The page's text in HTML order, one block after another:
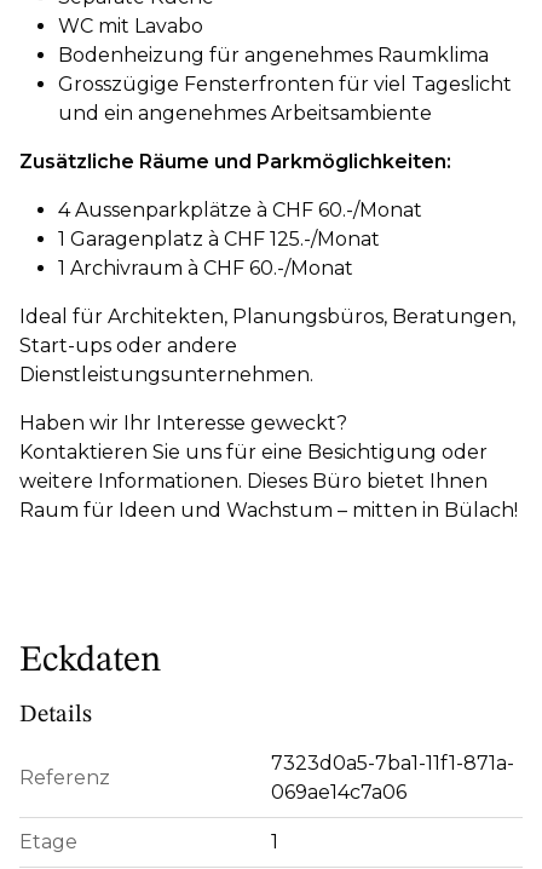
WC mit Lavabo
Bodenheizung für angenehmes Raumklima
Grosszügige Fensterfronten für viel Tageslicht
und ein angenehmes Arbeitsambiente
Zusätzliche Räume und Parkmöglichkeiten:
4 Aussenparkplätze à CHF 60.-/Monat
1 Garagenplatz à CHF 125.-/Monat
1 Archivraum à CHF 60.-/Monat
Ideal für Architekten, Planungsbüros, Beratungen,
Start-ups oder andere
Dienstleistungsunternehmen.
Haben wir Ihr Interesse geweckt?
Kontaktieren Sie uns für eine Besichtigung oder
weitere Informationen. Dieses Büro bietet Ihnen
Raum für Ideen und Wachstum – mitten in Bülach!
Eckdaten
Details
Referenz
7323d0a5-7ba1-11f1-871a-
069ae14c7a06
Etage 1